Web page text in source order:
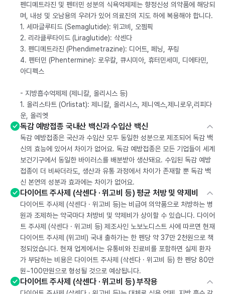
펜디메트라진 및 펜터민 성분의 식욕억제제는 향정신성 의약품에 해당되
며, 내성 및 오남용의 우려가 있어 의료진의 지도 하에 복용해야 합니다.
1. 세마글루티드 (Semaglutide): 위고비, 오젬픽
2. 리라클루타이드 (Liraglutide): 삭센다
3. 펜디메트라진 (Phendimetrazine): 디어트, 페닝, 푸링
4. 펜터민 (Phentermine): 로우칼, 큐시미아, 휴터민세미, 디에타민,
아디펙스
- 지방흡수억제제 (제니칼, 올리시스 등)
1. 올리스타트 (Orlistat): 제니칼, 올리시스, 제니엑스,제니로우,리피다
운, 올리엣
독감 예방접종 국내산 백신과 수입산 백신
독감 예방접종은 국산과 수입산 모두 동일한 성분으로 제조되어 독감 백
신의 효능에 있어서 차이가 없어요. 독감 예방접종은 모든 기업들이 세계
보건기구에서 동일한 바이러스를 배분받아 생산돼요. 수입된 독감 예방
접종이 더 비싸더라도, 생산과 유통 과정에서 차이가 존재할 뿐 독감 백
신 본연의 성분과 효과에는 차이가 없어요.
다이어트 주사제 (삭센다 · 위고비 등) 평균 처방 및 약제비
다이어트 주사제 (삭센다 · 위고비 등)는 비급여 의약품으로 처방하는 병
원과 조제하는 약국마다 처방비 및 약제비가 상이할 수 있습니다. 다이어
트 주사제 (삭센다 · 위고비 등) 제조사인 노보노디스트 사에 따르면 현재
다이어트 주사제 (위고비) 국내 출하가는 한 펜당 약 37만 2천원으로 책
정되었습니다. 현재 업계에서는 유통비와 진료비를 포함하면 실제 환자
가 부담하는 비용은 다이어트 주사제 (삭센다 · 위고비 등) 한 펜당 80만
원~100만원으로 형성될 것으로 예상됩니다.
다이어트 주사제 (삭센다 · 위고비 등) 부작용